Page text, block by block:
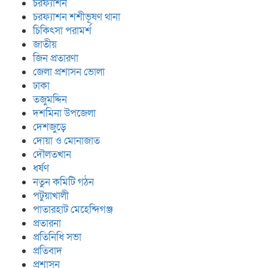
চরফ্যাশন
চরফ্যাশন শশীভূষণ থানা
চিকিৎসা পরামর্শ
জাতীয়
জিন প্রতারণা
জেলা প্রশাসন ভোলা
ঢাকা
তজুমদ্দিন
দশমিনা উপজেলা
দেশজুড়ে
দোয়া ও মোনাজাত
দৌলতখান
ধর্ষণ
নতুন কমিটি গঠন
পটুয়াখালী
পাতারহাট মেহেন্দিগঞ্জ
প্রতারনা
প্রতিনিধি সভা
প্রতিবাদ
প্রশাসন